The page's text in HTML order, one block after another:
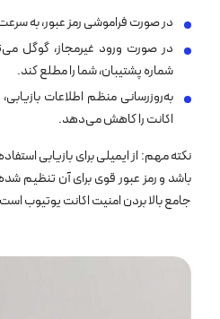
در صورت فراموشی رمز عبور، به سرعت
در صورت ورود غیرمجاز، گوگل
شماره پشتیبان، شما را مطلع کند.
به‌روزرسانی منظم اطلاعات
اکانت را کاهش می‌دهد.
نکته مهم: از ایمیلی برای بازیابی
باشد و رمز عبور قوی برای آن تنظیم
جامع بالا بردن امنیت اکانت یوتیوب